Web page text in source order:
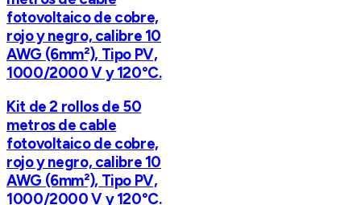
fotovoltaico de cobre,
rojo y negro, calibre 10
AWG (6mm²), Tipo PV,
1000/2000 V y 120°C.
Kit de 2 rollos de 50
metros de cable
fotovoltaico de cobre,
rojo y negro, calibre 10
AWG (6mm²), Tipo PV,
1000/2000 V y 120°C.